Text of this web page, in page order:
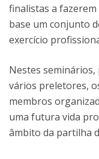
finalistas a
base um conjunto
exercício
Nestes seminários,
vários preletores,
membros
uma futura vida
âmbito da partilha